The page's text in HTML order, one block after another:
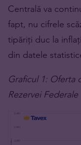
Centrală va
fapt, nu cifrele
tipăriți duc la
din datele
Graficul 1: Oferta
Rezervei Federale